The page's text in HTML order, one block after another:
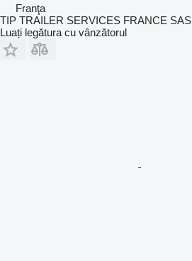
Franţa
TIP TRAILER SERVICES FRANCE SAS
Luați legătura cu vânzătorul